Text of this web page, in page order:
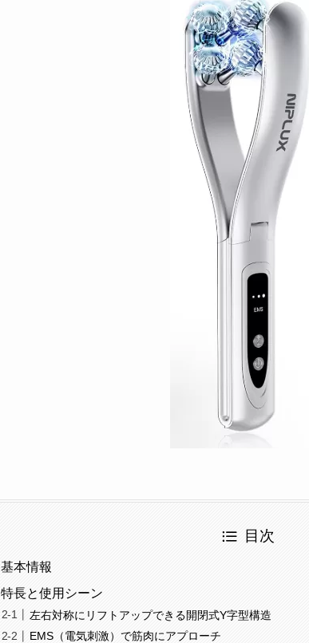
目次
基本情報
特長と使用シーン
左右対称にリフトアップできる開閉式Y字型構造
EMS（電気刺激）で筋肉にアプローチ